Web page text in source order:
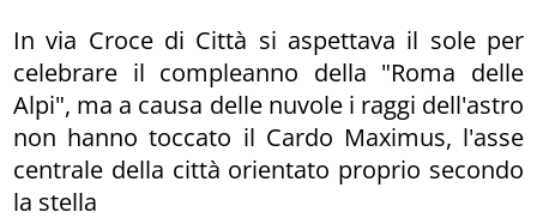
In via Croce di Città si aspettava il sole per
celebrare il compleanno della "Roma delle
Alpi", ma a causa delle nuvole i raggi dell'astro
non hanno toccato il Cardo Maximus, l'asse
centrale della città orientato proprio secondo
la stella